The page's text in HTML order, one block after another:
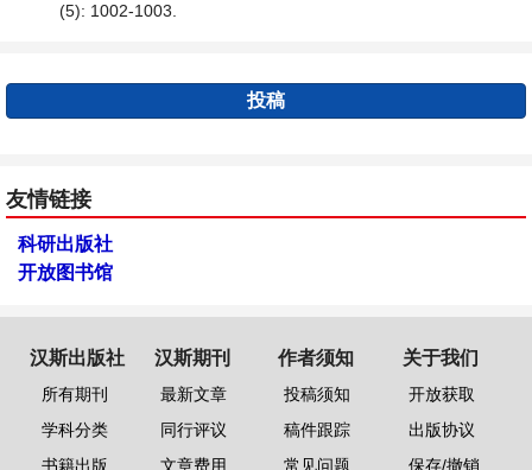
(5): 1002-1003.
投稿
友情链接
科研出版社
开放图书馆
汉斯出版社
所有期刊
学科分类
书籍出版
汉斯期刊
最新文章
同行评议
文章费用
作者须知
投稿须知
稿件跟踪
常见问题
关于我们
开放获取
出版协议
保存/撤销